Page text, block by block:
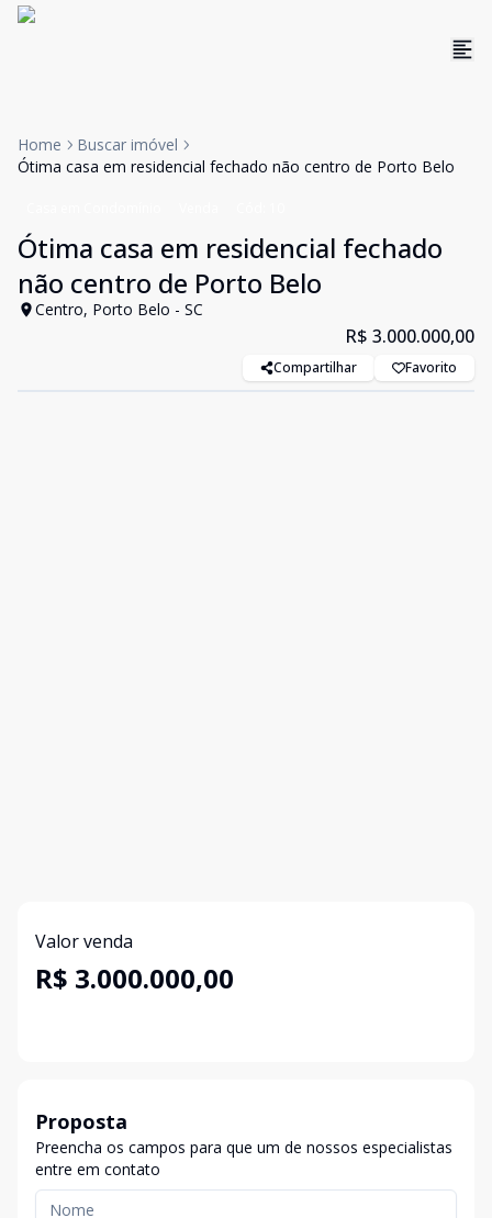
Home
Buscar imóvel
Ótima casa em residencial fechado não centro de Porto Belo
Ótima casa em residencial fechado
não centro de Porto Belo
Centro, Porto Belo - SC
R$ 3.000.000,00
Compartilhar Favorito
Valor venda
R$ 3.000.000,00
Proposta
Preencha os campos para que um de nossos especialistas
entre em contato